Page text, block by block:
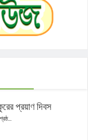
প্রয়াণ দিবস